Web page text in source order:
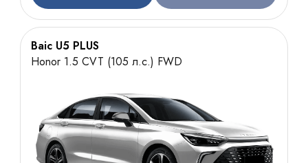
Baic U5 PLUS
Honor 1.5 CVT (105 л.с.) FWD